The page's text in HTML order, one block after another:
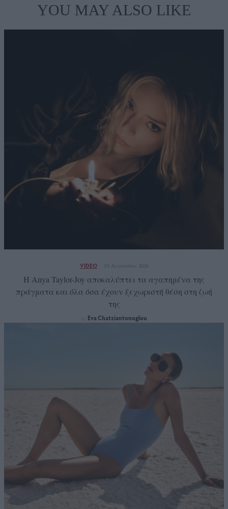
YOU MAY ALSO LIKE
VIDEO 03 Αυγούστου 2026
Η Anya Taylor-Joy αποκαλύπτει τα αγαπημένα της
πράγματα και όλα όσα έχουν ξεχωριστή θέση στη ζωή
της
Eva Chatziantonoglou